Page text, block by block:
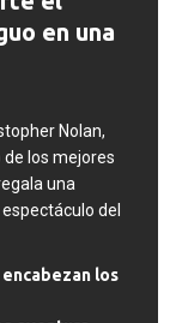
el
en una
Nolan,
los mejores
una
del
los